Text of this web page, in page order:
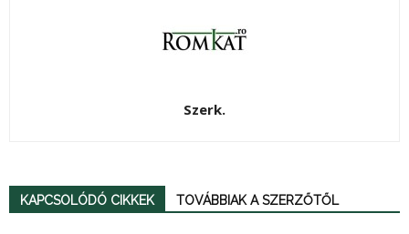
Szerk.
KAPCSOLÓDÓ CIKKEK TOVÁBBIAK A SZERZŐTŐL